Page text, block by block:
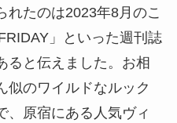
れたのは2023年8月のこ
」といった週刊誌
ると伝えました。お相
似のワイルドなルック
、原宿にある人気ヴィ